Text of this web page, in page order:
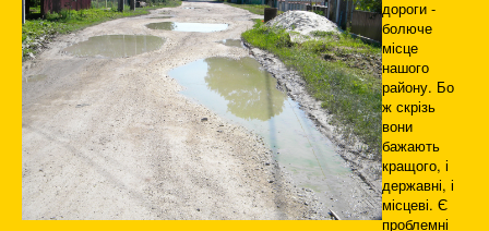
дороги -
болюче
місце
нашого
району. Бо
ж скрізь
вони
бажають
кращого, і
державні, і
місцеві. Є
проблемні